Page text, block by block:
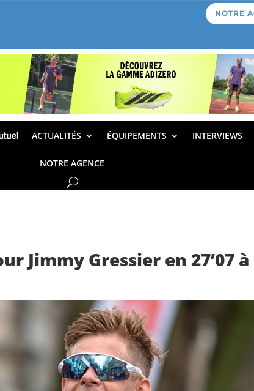
NOTRE
ACTUALITÉS ÉQUIPEMENTS INTERVIEWS
NOTRE AGENCE
Jimmy Gressier en 27’07